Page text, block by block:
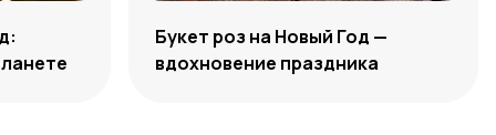
Букет роз на Новый Год —
вдохновение праздника